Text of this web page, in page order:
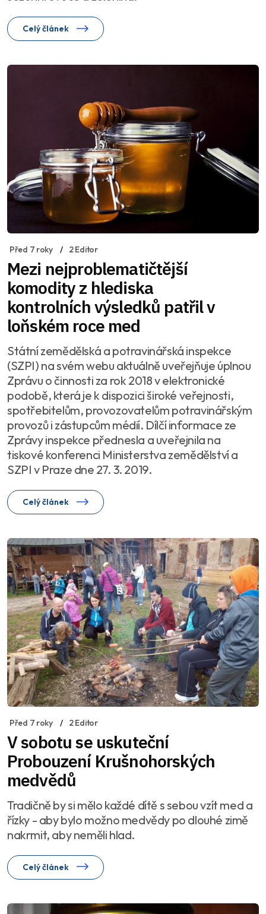
Celý článek
Před 7 roky 2 Editor
Mezi nejproblematičtější
komodity z hlediska
kontrolních výsledků patřil v
loňském roce med
Státní zemědělská a potravinářská inspekce
(SZPI) na svém webu aktuálně uveřejňuje úplnou
Zprávu o činnosti za rok 2018 v elektronické
podobě, která je k dispozici široké veřejnosti,
spotřebitelům, provozovatelům potravinářským
provozů i zástupcům médií. Dílčí informace ze
Zprávy inspekce přednesla a uveřejnila na
tiskové konferenci Ministerstva zemědělství a
SZPI v Praze dne 27. 3. 2019.
Celý článek
Před 7 roky 2 Editor
V sobotu se uskuteční
Probouzení Krušnohorských
medvědů
Tradičně by si mělo každé dítě s sebou vzít med a
řízky - aby bylo možno medvědy po dlouhé zimě
nakrmit, aby neměli hlad.
Celý článek